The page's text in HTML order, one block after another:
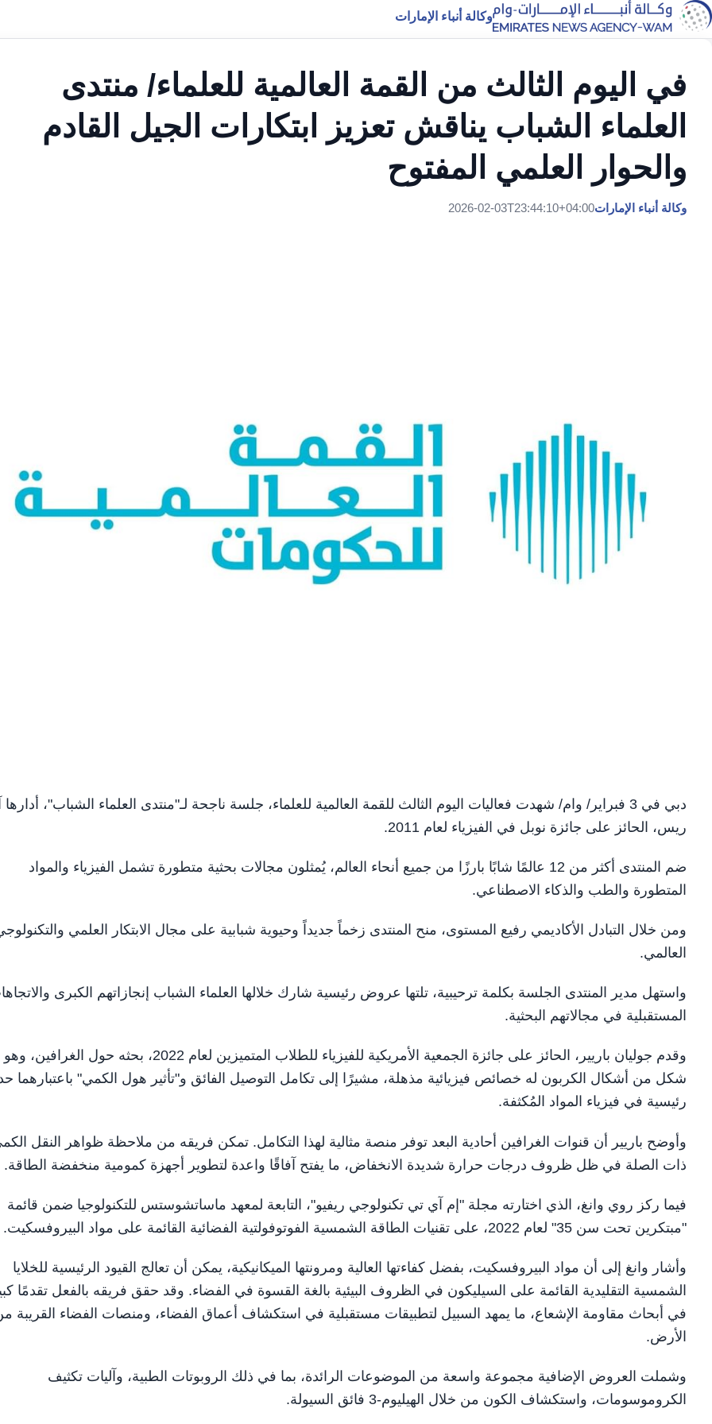
وكالة أنباء الإمارات
في اليوم الثالث من القمة العالمية للعلماء/ منتدى
العلماء الشباب يناقش تعزيز ابتكارات الجيل القادم
والحوار العلمي المفتوح
وكالة أنباء الإمارات2026-02-03T23:44:10+04:00
دبي في 3 فبراير/ وام/ شهدت فعاليات اليوم الثالث للقمة العالمية للعلماء، جلسة ناجحة لـ"منتدى العلماء الشباب"، أدارها
ريس، الحائز على جائزة نوبل في الفيزياء لعام 2011.
ضم المنتدى أكثر من 12 عالمًا شابًا بارزًا من جميع أنحاء العالم، يُمثلون مجالات بحثية متطورة تشمل الفيزياء والمواد
المتطورة والطب والذكاء الاصطناعي.
ومن خلال التبادل الأكاديمي رفيع المستوى، منح المنتدى زخماً جديداً وحيوية شبابية على مجال الابتكار العلمي
العالمي.
واستهل مدير المنتدى الجلسة بكلمة ترحيبية، تلتها عروض رئيسية شارك خلالها العلماء الشباب إنجازاتهم الكبرى
المستقبلية في مجالاتهم البحثية.
وقدم جوليان باريير، الحائز على جائزة الجمعية الأمريكية للفيزياء للطلاب المتميزين لعام 2022، بحثه حول الغرافين، وهو
شكل من أشكال الكربون له خصائص فيزيائية مذهلة، مشيرًا إلى تكامل التوصيل الفائق و"تأثير هول الكمي" باعتبارهما
رئيسية في فيزياء المواد المُكثفة.
وأوضح باريير أن قنوات الغرافين أحادية البعد توفر منصة مثالية لهذا التكامل. تمكن فريقه من ملاحظة ظواهر النقل
ذات الصلة في ظل ظروف درجات حرارة شديدة الانخفاض، ما يفتح آفاقًا واعدة لتطوير أجهزة كمومية منخفضة الطاقة.
فيما ركز روي وانغ، الذي اختارته مجلة "إم آي تي تكنولوجي ريفيو"، التابعة لمعهد ماساتشوستس للتكنولوجيا ضمن قائمة
"مبتكرين تحت سن 35" لعام 2022، على تقنيات الطاقة الشمسية الفوتوفولتية الفضائية القائمة على مواد البيروفسكيت.
وأشار وانغ إلى أن مواد البيروفسكيت، بفضل كفاءتها العالية ومرونتها الميكانيكية، يمكن أن تعالج القيود الرئيسية للخلايا
الشمسية التقليدية القائمة على السيليكون في الظروف البيئية بالغة القسوة في الفضاء. وقد حقق فريقه بالفعل تقدمًا
في أبحاث مقاومة الإشعاع، ما يمهد السبيل لتطبيقات مستقبلية في استكشاف أعماق الفضاء، ومنصات الفضاء القريبة
الأرض.
وشملت العروض الإضافية مجموعة واسعة من الموضوعات الرائدة، بما في ذلك الروبوتات الطبية، وآليات تكثيف
الكروموسومات، واستكشاف الكون من خلال الهيليوم-3 فائق السيولة.